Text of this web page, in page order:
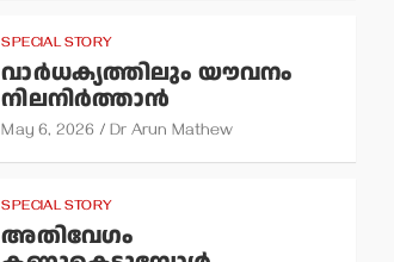
SPECIAL STORY
വാര്‍ധക്യത്തിലും യൗവനം
നിലനിര്‍ത്താന്‍
May 6, 2026 Dr Arun Mathew
SPECIAL STORY
അതിവേഗം